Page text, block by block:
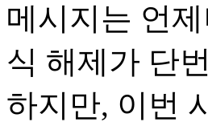
메시지는 언
식 해제가 단
하지만, 이번